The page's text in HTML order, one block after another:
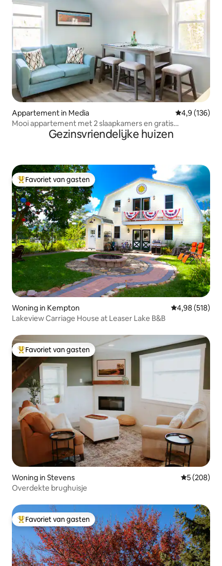
Appartement in Media Gemiddelde
4,9 (136)
Mooi appartement met 2 slaapkamers en gratis
parkeergelegenheidGezinsvriendelijke huizen
Topfavoriet van gasten
Favoriet van gasten
Woning in Kempton Gemiddelde
4,98 (518)
Lakeview Carriage House at Leaser Lake B&B
Topfavoriet van gasten
Favoriet van gasten
Woning in Stevens
5 (208)
Overdekte brughuisje
Topfavoriet van gasten
Favoriet van gasten